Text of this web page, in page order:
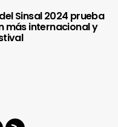
Sinsal 2024 prueba
más internacional y